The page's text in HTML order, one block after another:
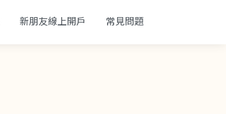
新朋友線上開戶 常見問題